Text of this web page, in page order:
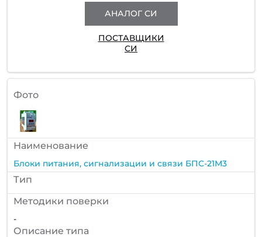
АНАЛОГ СИ
ПОСТАВЩИКИ
СИ
Фото
Наименование
Блоки питания, сигнализации и связи БПС-21М3
Тип
Методики поверки
-
Описание типа